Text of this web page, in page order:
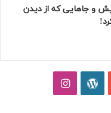
و جاهایی که از دیدن
وردپرساینستاگرام